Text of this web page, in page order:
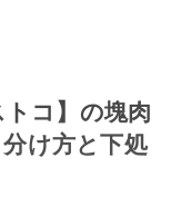
コ】の塊肉
け方と下処